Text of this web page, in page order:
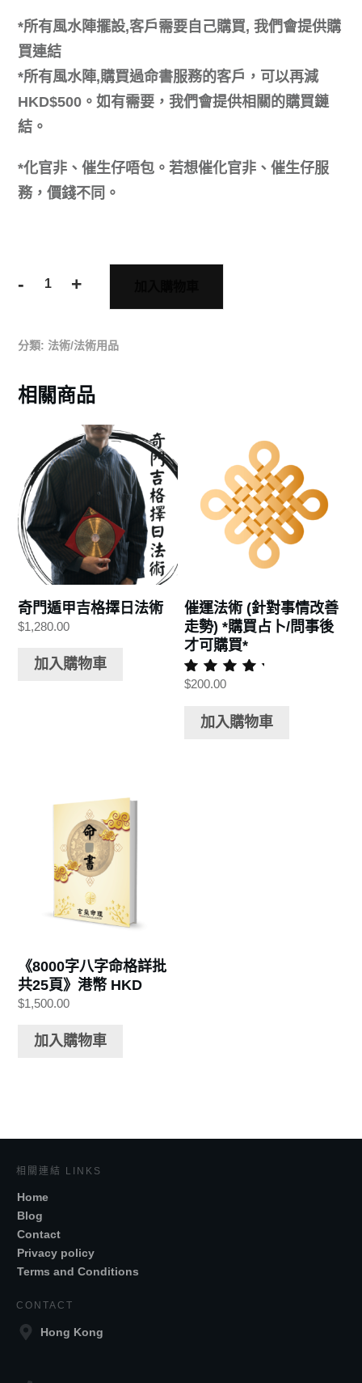
*所有風水陣擺設,客戶需要自己購買, 我們會提供購
買連結
*所有風水陣,購買過命書服務的客戶，可以再減
HKD$500。如有需要，我們會提供相關的購買鏈
結。
*化官非、催生仔唔包。若想催化官非、催生仔服
務，價錢不同。
- +
分類: 法術/法術用品
相關商品
奇門遁甲吉格擇日法術
$1,280.00
加入購物車
催運法術 (針對事情改善
走勢) *購買占卜/問事後
才可購買*
評分
$200.00
加入購物車
《8000字八字命格詳批
共25頁》港幣 HKD
$1,500.00
加入購物車
相關連結 LINKS
Home
Blog
Contact
Privacy policy
Terms and Conditions
CONTACT
Hong Kong